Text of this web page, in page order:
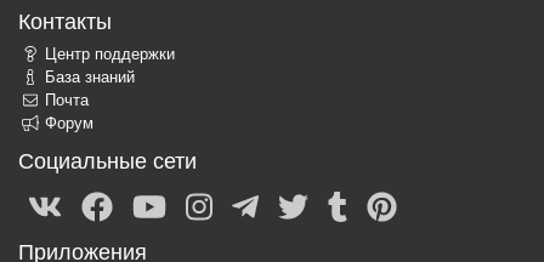
Контакты
Центр поддержки
База знаний
Почта
Форум
Социальные сети
Приложения